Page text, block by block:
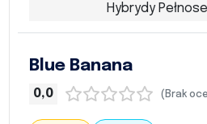
Hybrydy
Blue Banana
0,0 (Brak